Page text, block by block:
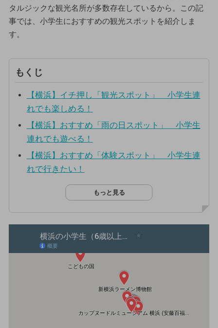
タルジックな観光名所が多数存在しているから。この記
事では、小学生におすすめの観光スポットを紹介しま
す。
もくじ
【横浜】イチ押し「観光スポット」 小学生連
れでも楽しめる！
【横浜】おすすめ「雨の日スポット」 小学生
連れでも遊べる！
【横浜】おすすめ「体験スポット」 小学生連
れで行きたい！
もっと見る